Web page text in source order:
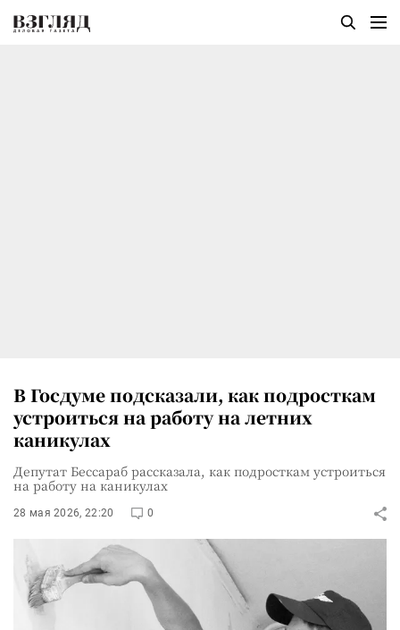
В Госдуме подсказали, как подросткам
устроиться на работу на летних
каникулах
Депутат Бессараб рассказала, как подросткам устроиться
на работу на каникулах
28 мая 2026, 22:20 0